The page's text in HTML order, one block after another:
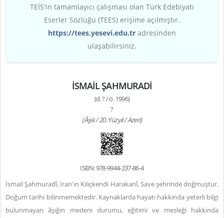
TEİS'in tamamlayıcı çalışması olan Türk Edebiyatı
Eserler Sözlüğü (TEES) erişime açılmıştır.
https://tees.yesevi.edu.tr adresinden
ulaşabilirsiniz.
İSMAİL ŞAHMURADİ
(d. ? / ö. 1996)
?
(Âşık / 20. Yüzyıl / Azeri)
ISBN: 978-9944-237-86-4
İsmail Şahmuradî, İran'ın Kılıçkendi Harakanî, Save şehrinde doğmuştur.
Doğum tarihi bilinmemektedir. Kaynaklarda hayatı hakkında yeterli bilgi
bulunmayan âşığın medeni durumu, eğitimi ve mesleği hakkında